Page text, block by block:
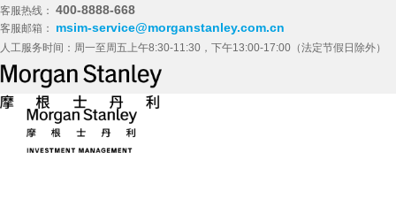
客服热线： 400-8888-668
客服邮箱： msim-service@morganstanley.com.cn
人工服务时间：周一至周五上午8:30-11:30，下午13:00-17:00（法定节假日除外）